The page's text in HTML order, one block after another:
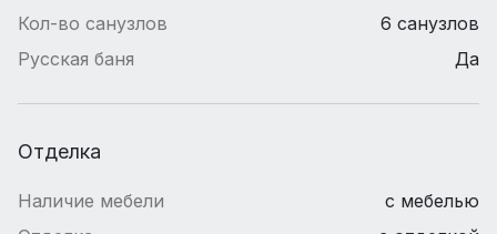
Кол-во санузлов
6 санузлов
Русская баня
Да
Отделка
Наличие мебели
с мебелью